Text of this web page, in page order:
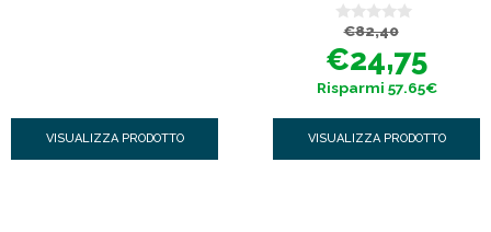
VISUALIZZA PRODOTTO
0
s
u
5
€82,40
Il
prezzo
originale
era:
€82,40.
€24,75
Il
prezzo
attuale
è:
€24,75.
Risparmi 57.65€
VISUALIZZA PRODOTTO